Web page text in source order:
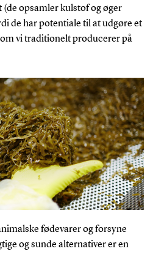
(de opsamler kulstof og øger
de har potentiale til at udgøre et
vi traditionelt producerer på
fødevarer og forsyne
og sunde alternativer er en